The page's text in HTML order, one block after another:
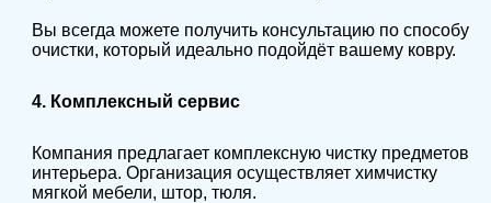
Вы всегда можете получить консультацию по способу
очистки, который идеально подойдёт вашему ковру.
4. Комплексный сервис
Компания предлагает комплексную чистку предметов
интерьера. Организация осуществляет химчистку
мягкой мебели, штор, тюля.